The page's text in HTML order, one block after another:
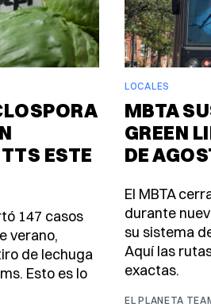
ESTE
147 casos
verano,
de lechuga
Esto es lo
LOCALES
MBTA
GREEN
DE
El MBTA
durante
su sistema
Aquí las
exactas.
EL PLANETA